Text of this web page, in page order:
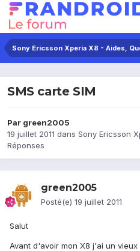
SMS carte SIM
Par green2005
19 juillet 2011 dans Sony Ericsson
Réponses
green2005
Posté(e) 19 juillet 2011
Salut
Avant d'avoir mon X8 j'ai un